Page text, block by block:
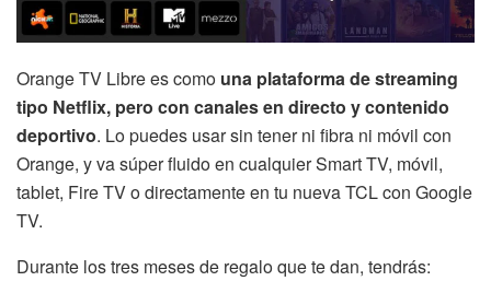
Orange TV Libre es como una plataforma de streaming
tipo Netflix, pero con canales en directo y contenido
deportivo. Lo puedes usar sin tener ni fibra ni móvil con
Orange, y va súper fluido en cualquier Smart TV, móvil,
tablet, Fire TV o directamente en tu nueva TCL con Google
TV.
Durante los tres meses de regalo que te dan, tendrás: